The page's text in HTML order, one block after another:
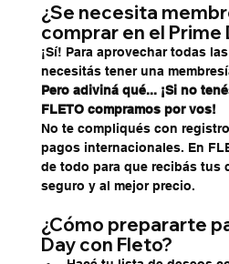
¿Se necesita
comprar en el Prime
¡Sí! Para aprovechar todas
necesitás tener una
Pero adiviná qué... ¡Si no
FLETO compramos por vos!
No te compliqués con
pagos internacionales. En
de todo para que recibás tus
seguro y al mejor precio.
¿Cómo prepararte
Day con Fleto?